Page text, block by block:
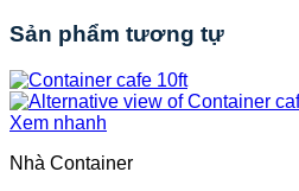
Sản phẩm tương tự
Xem nhanh
Nhà Container